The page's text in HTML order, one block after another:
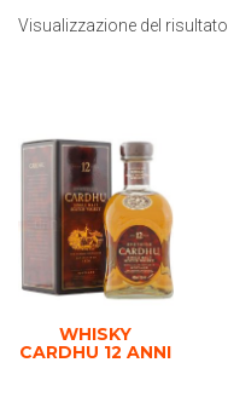
Visualizzazione del risultato
WHISKY
CARDHU 12 ANNI